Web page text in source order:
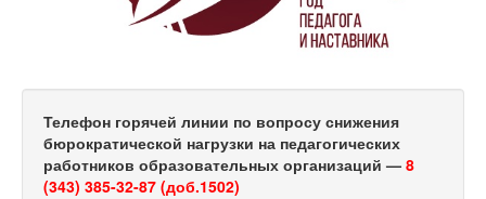
Телефон горячей линии по вопросу снижения
бюрократической нагрузки на педагогических
работников образовательных организаций — 8
(343) 385-32-87 (доб.1502)